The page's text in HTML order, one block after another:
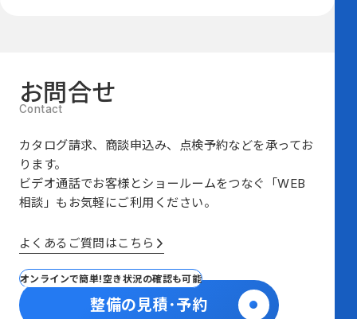
お問合せ
カタログ請求、商談申込み、点検予約などを承ってお
ります。
ビデオ通話でお客様とショールームをつなぐ
「WEB
相談」も お気軽にご利用ください。
よくあるご質問はこちら
オンラインで簡単!空き状況の確認も可能
整備の見積･予約